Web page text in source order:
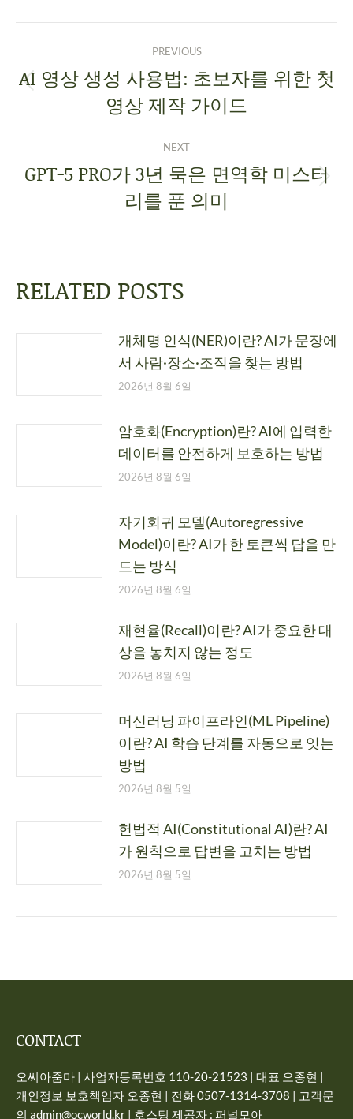
PREVIOUS
AI 영상 생성 사용법: 초보자를 위한 첫
영상 제작 가이드
NEXT
GPT-5 PRO가 3년 묵은 면역학 미스터
리를 푼 의미
RELATED POSTS
개체명 인식(NER)이란? AI가 문장에
서 사람·장소·조직을 찾는 방법
2026년 8월 6일
암호화(Encryption)란? AI에 입력한
데이터를 안전하게 보호하는 방법
2026년 8월 6일
자기회귀 모델(Autoregressive
Model)이란? AI가 한 토큰씩 답을 만
드는 방식
2026년 8월 6일
재현율(Recall)이란? AI가 중요한 대
상을 놓치지 않는 정도
2026년 8월 6일
머신러닝 파이프라인(ML Pipeline)
이란? AI 학습 단계를 자동으로 잇는
방법
2026년 8월 5일
헌법적 AI(Constitutional AI)란? AI
가 원칙으로 답변을 고치는 방법
2026년 8월 5일
CONTACT
오씨아줌마 | 사업자등록번호 110-20-21523 | 대표 오종현 |
개인정보 보호책임자 오종현 | 전화 0507-1314-3708 | 고객문
의 admin@ocworld.kr | 호스팅 제공자 : 퍼널모아